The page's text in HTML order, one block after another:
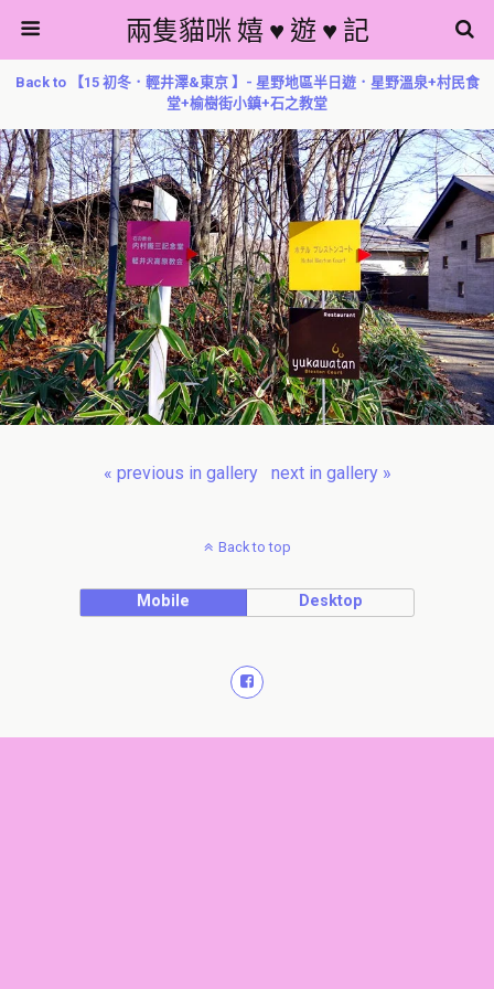
兩隻貓咪 嬉 ♥ 遊 ♥ 記
Back to 【15 初冬．輕井澤&東京 】- 星野地區半日遊．星野溫泉+村民食
堂+榆樹街小鎮+石之教堂
« previous in gallery next in gallery »
Back to top
Mobile Desktop